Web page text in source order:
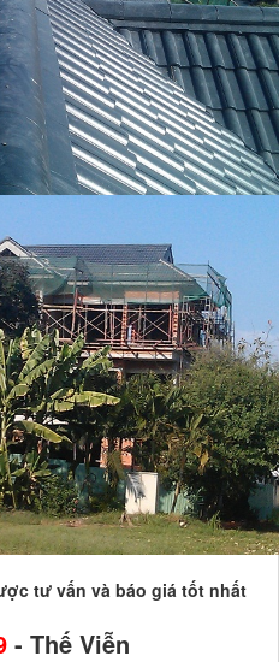
tư vấn và báo giá tốt nhất
- Thế Viễn